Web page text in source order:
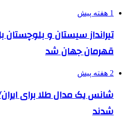
1 هفته پیش
تیرانداز سیستان و
قهرمان جهان شد
2 هفته پیش
شدند